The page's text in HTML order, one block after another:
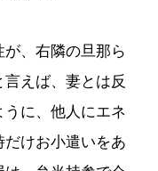
、右隣の旦那ら
えば、妻とは反
に、他人にエネ
けお小遣いをあ